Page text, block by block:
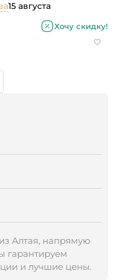
15 августа
Хочу скидку!
Алтая, напрямую
гарантируем
и лучшие цены.